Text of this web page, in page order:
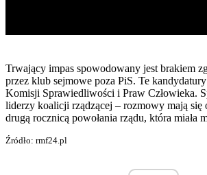
Trwający impas spowodowany jest brakiem
przez klub sejmowe poza PiS. Te
Komisji Sprawiedliwości i Praw Człowieka.
liderzy koalicji rządzącej – rozmowy mają się
drugą rocznicą powołania rządu, która miała
Źródło: rmf24.pl